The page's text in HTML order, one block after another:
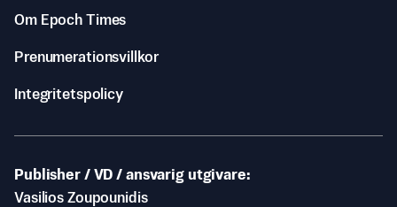
Om Epoch Times
Prenumerationsvillkor
Integritetspolicy
Publisher / VD / ansvarig utgivare
Vasilios Zoupounidis